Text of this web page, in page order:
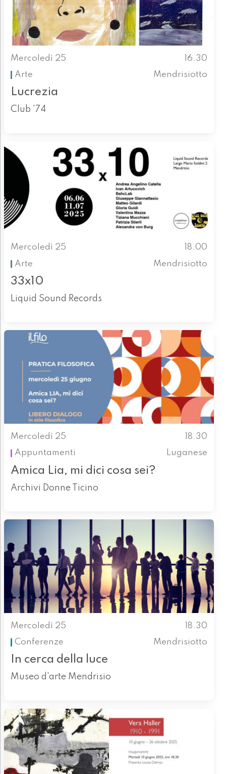
Mercoledì 25
16.30
Arte
Mendrisiotto
Lucrezia
Club '74
Mercoledì 25
18.00
Arte
Mendrisiotto
33x10
Liquid Sound Records
Mercoledì 25
18.30
Appuntamenti
Luganese
Amica Lia, mi dici cosa sei?
Archivi Donne Ticino
Mercoledì 25
18.30
Conferenze
Mendrisiotto
In cerca della luce
Museo d'arte Mendrisio